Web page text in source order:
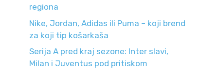
regiona
Nike, Jordan, Adidas ili Puma – koji brend
za koji tip košarkaša
Serija A pred kraj sezone: Inter slavi,
Milan i Juventus pod pritiskom